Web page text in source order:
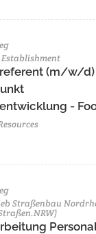
Establishment
(m/w/
-
Straßenbau